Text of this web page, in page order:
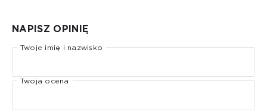
NAPISZ OPINIĘ
Twoje imię i nazwisko
Twoja ocena